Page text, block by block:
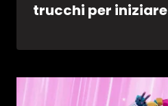
trucchi per iniziare